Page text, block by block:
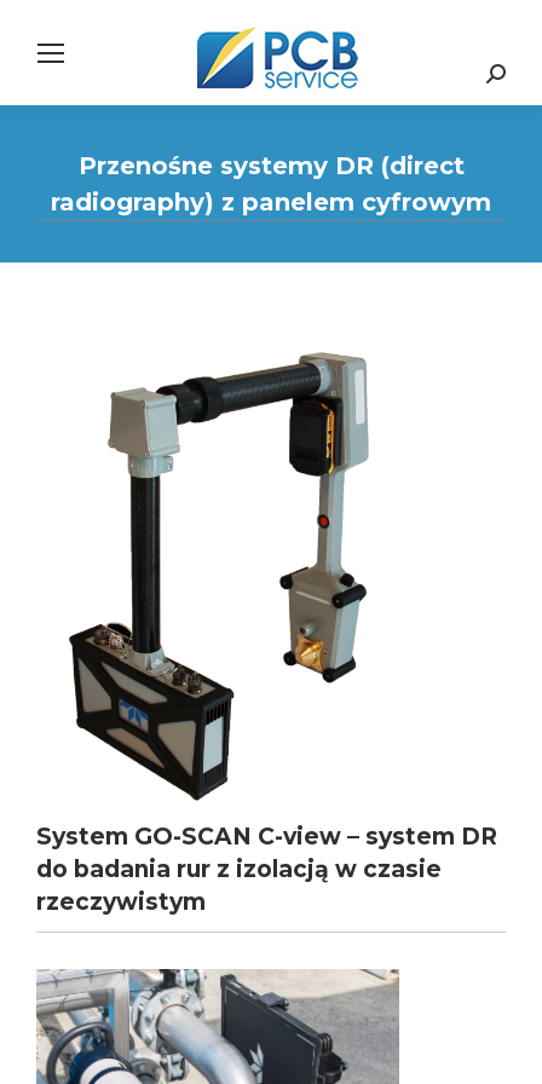
Search:
Przenośne systemy DR (direct
radiography) z panelem cyfrowym
System GO-SCAN C-view – system DR
do badania rur z izolacją w czasie
rzeczywistym